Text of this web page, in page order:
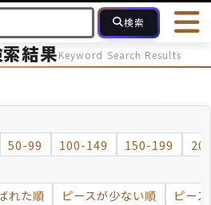
検索
会員登録
ログイン
最近投稿され
16～49 50～99 100
結果Keyword Search Results
50-99 100-149 150-199
れた順 ピースが少ない順 ピー